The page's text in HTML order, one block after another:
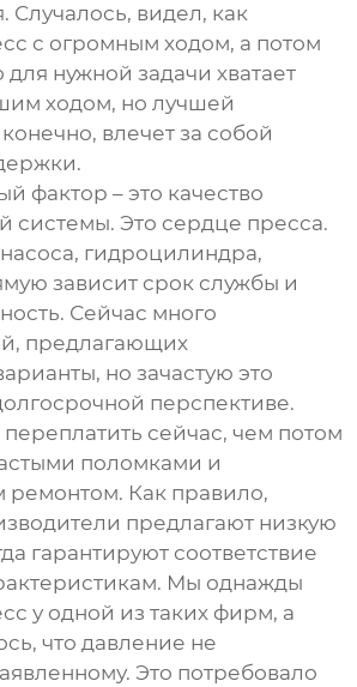
Случалось, видел, как
с огромным ходом, а потом
для нужной задачи хватает
ходом, но лучшей
влечет за собой
фактор – это качество
системы. Это сердце пресса.
гидроцилиндра,
зависит срок службы и
Сейчас много
предлагающих
но зачастую это
перспективе.
сейчас, чем потом
поломками и
ремонтом. Как правило,
предлагают низкую
гарантируют соответствие
Мы однажды
у одной из таких фирм, а
что давление не
Это потребовало